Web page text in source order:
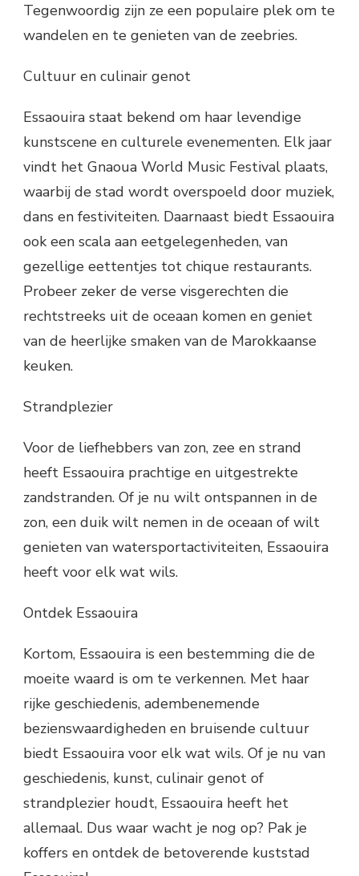
Tegenwoordig zijn ze een populaire plek om te
wandelen en te genieten van de zeebries.
Cultuur en culinair genot
Essaouira staat bekend om haar levendige
kunstscene en culturele evenementen. Elk jaar
vindt het Gnaoua World Music Festival plaats,
waarbij de stad wordt overspoeld door muziek,
dans en festiviteiten. Daarnaast biedt Essaouira
ook een scala aan eetgelegenheden, van
gezellige eettentjes tot chique restaurants.
Probeer zeker de verse visgerechten die
rechtstreeks uit de oceaan komen en geniet
van de heerlijke smaken van de Marokkaanse
keuken.
Strandplezier
Voor de liefhebbers van zon, zee en strand
heeft Essaouira prachtige en uitgestrekte
zandstranden. Of je nu wilt ontspannen in de
zon, een duik wilt nemen in de oceaan of wilt
genieten van watersportactiviteiten, Essaouira
heeft voor elk wat wils.
Ontdek Essaouira
Kortom, Essaouira is een bestemming die de
moeite waard is om te verkennen. Met haar
rijke geschiedenis, adembenemende
bezienswaardigheden en bruisende cultuur
biedt Essaouira voor elk wat wils. Of je nu van
geschiedenis, kunst, culinair genot of
strandplezier houdt, Essaouira heeft het
allemaal. Dus waar wacht je nog op? Pak je
koffers en ontdek de betoverende kuststad